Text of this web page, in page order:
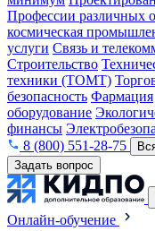
Профессии различных
космическая
услуги Связь и
Строительство
техники (ТОМТ)
безопасность Фармация
оборудование
финансы
8 (800) 551-28-75
Задать вопрос
Онлайн-обучение